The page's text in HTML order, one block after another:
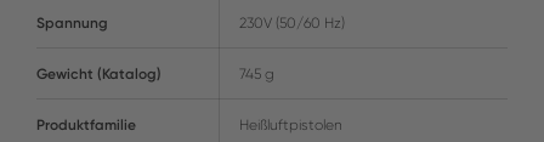
Spannung 230V (50/60 Hz)
Gewicht (Katalog) 745 g
Produktfamilie Heißluftpistolen